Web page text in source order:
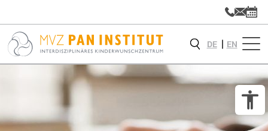
DE EN